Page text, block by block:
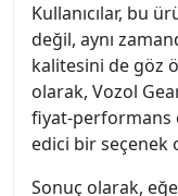
Kullanıcılar, bu
değil, aynı
kalitesini de göz
olarak, Vozol
fiyat-performans
edici bir seçenek
Sonuç olarak,